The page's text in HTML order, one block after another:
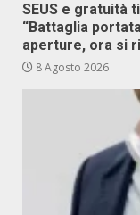
SEUS e gratuità
“Battaglia
aperture, ora si
8 Agosto 2026